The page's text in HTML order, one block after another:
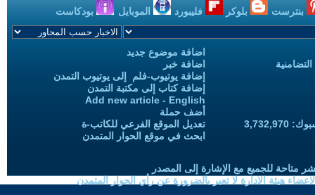
بنترست بلوكر فليبورد الموبايل بودكاست
اضافة موضوع جديد
اضافة خبر
إضافة يوتيوب-فلم إلى يوتيوب التمدن
إضافة كتاب إلى مكتبة التمدن
Add new article - English
أضف حملة
تعديل الموقع الفرعي للكاتب-ة
ابحث في موقع الحوار المتمدن
متاحة للجميع مع الإشارة إلى المصدر
هيئة الادارة لا تعبر بالضرورة عن رأي الحوار المتمدن